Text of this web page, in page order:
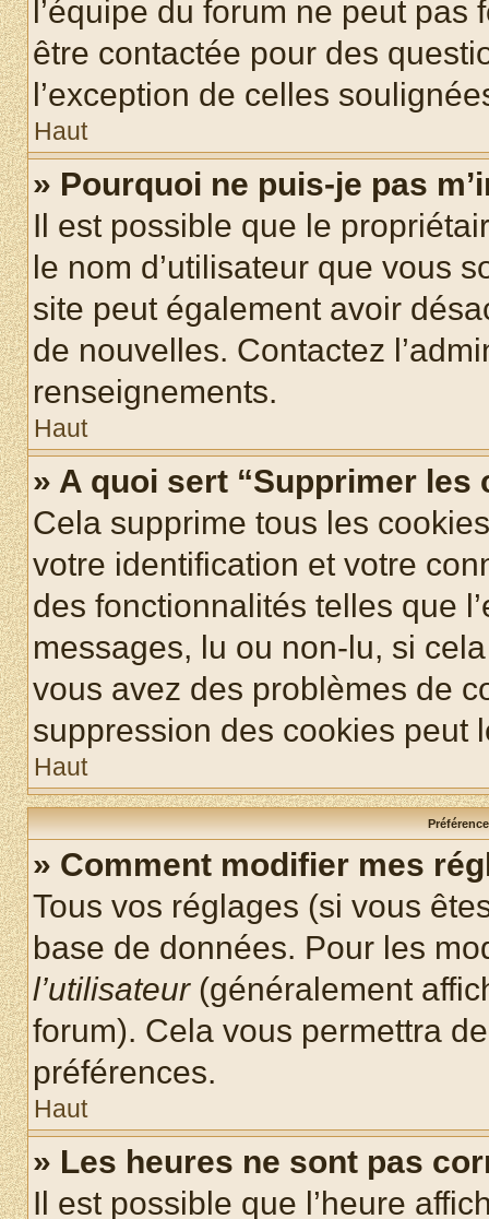
l’équipe du forum ne peut
être contactée pour des
l’exception de celles
Haut
» Pourquoi ne puis-je pas
Il est possible que le
le nom d’utilisateur que vous
site peut également avoir
de nouvelles. Contactez
renseignements.
Haut
» A quoi sert “Supprimer les
Cela supprime tous les
votre identification et votre
des fonctionnalités telles que
messages, lu ou non-lu, si
vous avez des problèmes de
suppression des cookies peut
Haut
» Comment modifier mes
Tous vos réglages (si vous
base de données. Pour les
l’utilisateur(généralement
forum). Cela vous permettra
préférences.
Haut
» Les heures ne sont pas
Il est possible que l’heure